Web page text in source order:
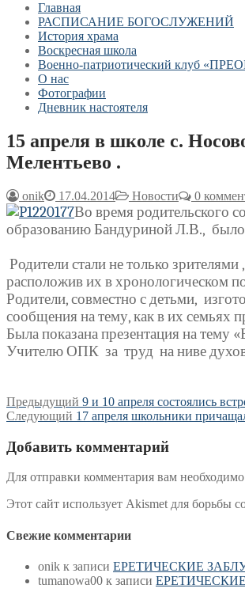
Главная
РАСПИСАНИЕ БОГОСЛУЖЕНИЙ
История храма
Воскресная школа
Военно-патриотический клуб
О нас
Фотографии
Дневник настоятеля
15 апреля в школе с.
Мелентьево .
onik 17.04.2014 Новости 0
Во время родительского
образованию Бандуриной Л.В.,
Родители стали не только
расположив их в хронологическом
Родители, совместно с детьми,
сообщения на тему, как в их семьях
Была показана презентация на тему
Учителю ОПК за труд на ниве
Навигация
по
записям
Предыдущий Предыдущая
запись:
9 и 10 апреля состоялись
Следующий Следующая
17 апреля школьники
Добавить комментарий
Для отправки комментария вам необходимо
Этот сайт использует Akismet для борьбы
Свежие комментарии
onik к записи ЕРЕТИЧЕСКИЕ
tumanowa00 к записи